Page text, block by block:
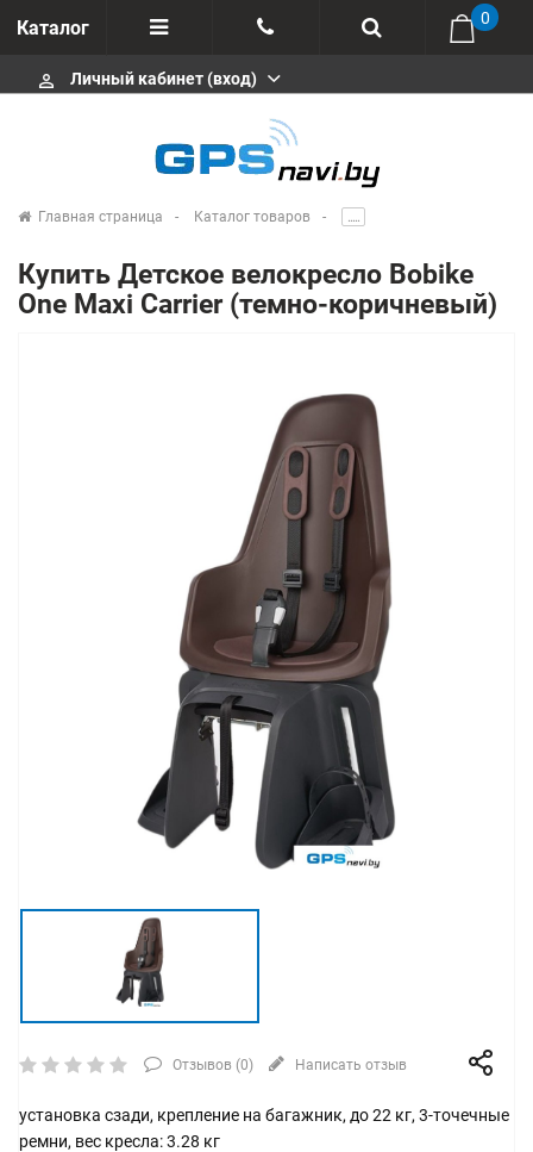
Каталог
Отзывы
+375 291646666
msa333
info@gpsnavi.by
0
perm_identity Личный кабинет (вход)
Главная страница Каталог товаров .....
Купить Детское велокресло Bobike
One Maxi Carrier (темно-коричневый)
Отзывов (0) Написать отзыв
установка сзади, крепление на багажник, до 22 кг, 3-точечные
ремни, вес кресла: 3.28 кг